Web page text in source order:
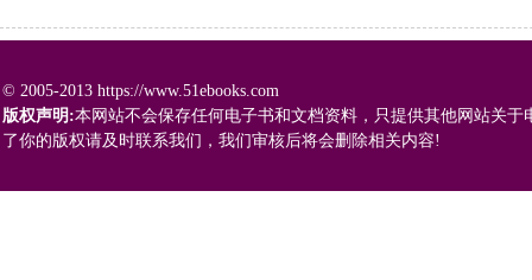
© 2005-2013 https://www.51ebooks.com
版权声明:本网站不会保存任何电子书和文档资料，只提供其他网站关
了你的版权请及时联系我们，我们审核后将会删除相关内容!